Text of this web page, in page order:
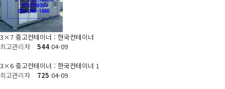
3×7 중고컨테이너 : 한국컨테이너
최고관리자
544 04-09
3×6 중고컨테이너 : 한국컨테이너 1
최고관리자
725 04-09